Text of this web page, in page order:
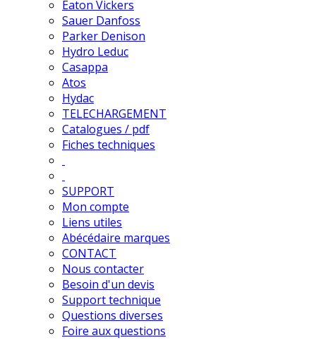
Eaton Vickers
Sauer Danfoss
Parker Denison
Hydro Leduc
Casappa
Atos
Hydac
TELECHARGEMENT
Catalogues / pdf
Fiches techniques
SUPPORT
Mon compte
Liens utiles
Abécédaire marques
CONTACT
Nous contacter
Besoin d'un devis
Support technique
Questions diverses
Foire aux questions